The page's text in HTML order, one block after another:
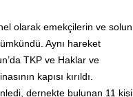
olarak emekçilerin ve solun
Aynı hareket
TKP ve Haklar ve
kapısı kırıldı.
dernekte bulunan 11 kişi